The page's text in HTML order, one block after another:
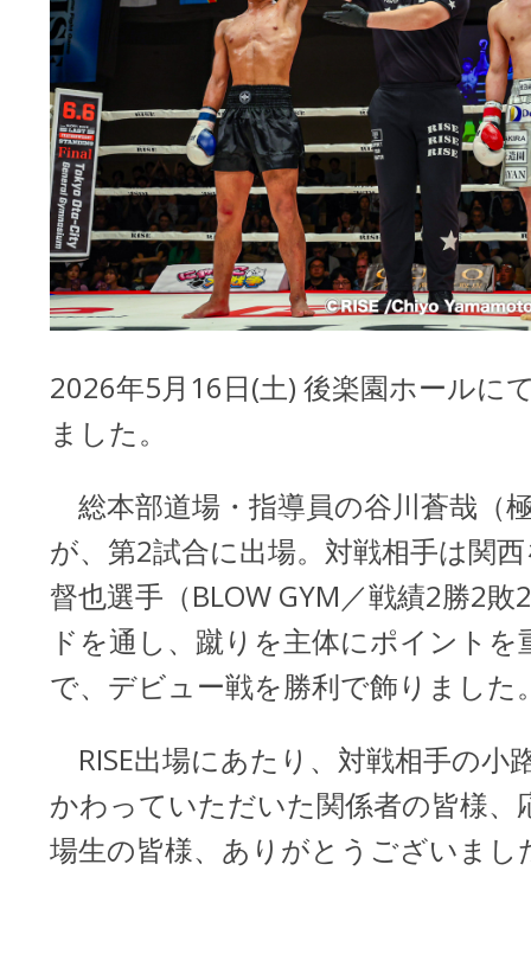
2026年5月16日(土) 後楽園ホールに
ました。
総本部道場・指導員の谷川蒼哉（
が、第2試合に出場。対戦相手は関
督也選手（BLOW GYM／戦績2勝2
ドを通し、蹴りを主体にポイント
で、デビュー戦を勝利で飾りました
RISE出場にあたり、対戦相手の小
かわっていただいた関係者の皆様、
場生の皆様、ありがとうございまし